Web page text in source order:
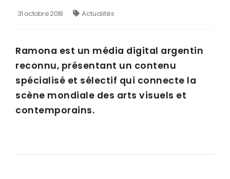
31 octobre 2018 Actualités
Ramona est un média digital argentin
reconnu, présentant un contenu
spécialisé et sélectif qui connecte la
scène mondiale des arts visuels et
contemporains.